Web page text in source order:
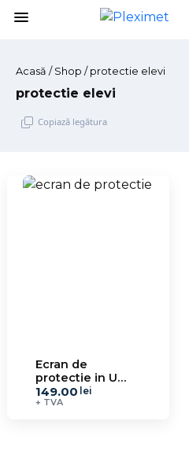
menu
Acasă / Shop / protectie elevi
protectie elevi
Copiază legătura
Ecran de
protectie in U
pliabil EPSU 15.4
149.00 lei
+ TVA